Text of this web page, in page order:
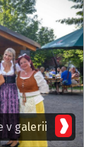
v galerii